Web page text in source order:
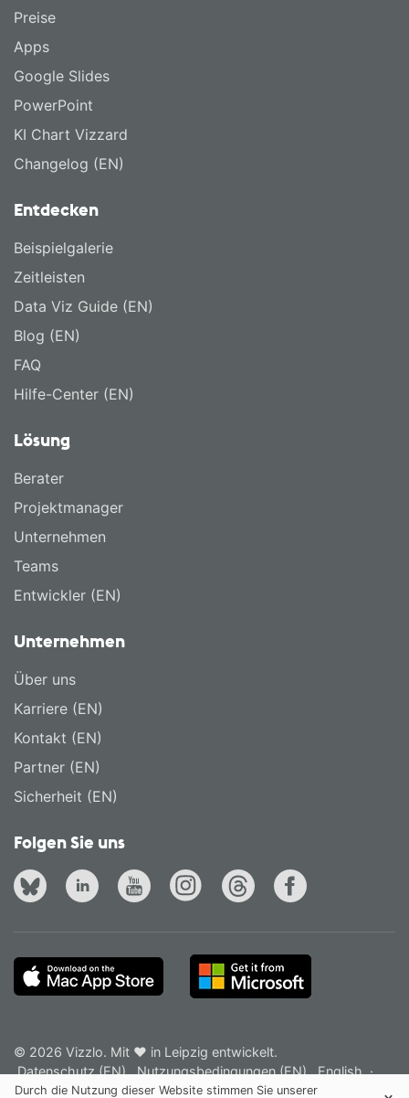
Preise
Apps
Google Slides
PowerPoint
KI Chart Vizzard
Changelog (EN)
Entdecken
Beispielgalerie
Zeitleisten
Data Viz Guide (EN)
Blog (EN)
FAQ
Hilfe-Center (EN)
Lösung
Berater
Projektmanager
Unternehmen
Teams
Entwickler (EN)
Unternehmen
Über uns
Karriere (EN)
Kontakt (EN)
Partner (EN)
Sicherheit (EN)
Folgen Sie uns
© 2026 Vizzlo. Mit ❤ in Leipzig entwickelt.
Datenschutz (EN)
Nutzungsbedingungen (EN) English ·
Deutsch
Durch die Nutzung dieser Website stimmen Sie unserer